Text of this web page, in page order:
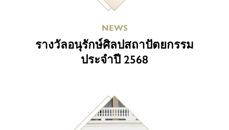
NEWS
รางวัลอนุรักษ์ศิลปสถาปัตยกรรม
ประจำปี 2568